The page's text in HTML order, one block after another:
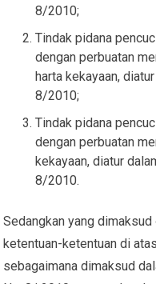
8/2010;
Tindak pidana
dengan perbuatan
harta kekayaan,
8/2010;
Tindak pidana
dengan perbuatan
kekayaan, diatur
8/2010.
Sedangkan yang
ketentuan-ketentuan di
sebagaimana dimaksud